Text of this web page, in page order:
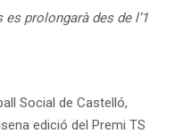
prolongarà des de l’1
Social de Castelló,
edició del Premi TS